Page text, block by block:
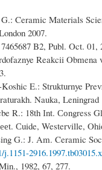
Ceramic Materials
2007.
B2, Publ. Oct. 01,
Reakcii
E.: Strukturnye
Nauka, Leningrad
R.: 18th Іnt. Соngress
Сuide, Westerville,
G.: J. Am. Ceramic
2916.1997.tb03015.x
1982, 67, 277.